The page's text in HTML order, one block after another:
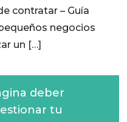
contratar – Guía
negocios
un […]
deber
tu